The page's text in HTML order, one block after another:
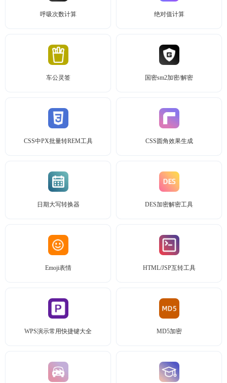
呼吸次数计算 绝对值计算
车公灵签 国密sm2加密/解密
CSS中PX批量转REM工具 CSS圆角效果生成
日期大写转换器 DES加密解密工具
Emoji表情 HTML/JSP互转工具
WPS演示常用快捷键大全 MD5加密